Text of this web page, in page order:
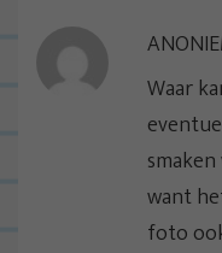
Waar
want
foto